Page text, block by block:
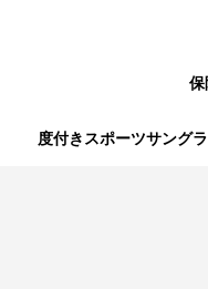
保
度付きスポーツサング